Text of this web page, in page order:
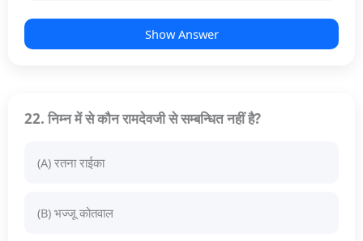
Show Answer
22. निम्न में से कौन रामदेवजी से सम्बन्धित नहीं है?
(A) रतना राईका
(B) भज्जू कोतवाल